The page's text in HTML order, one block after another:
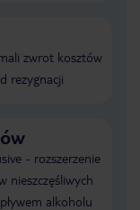
zwrot kosztów
rezygnacji
- rozszerzenie
nieszczęśliwych
alkoholu